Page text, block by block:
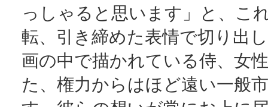
っしゃると思います」と、こ
転、引き締めた表情で切り出
画の中で描かれている侍、女
た、権力からはほど遠い一般